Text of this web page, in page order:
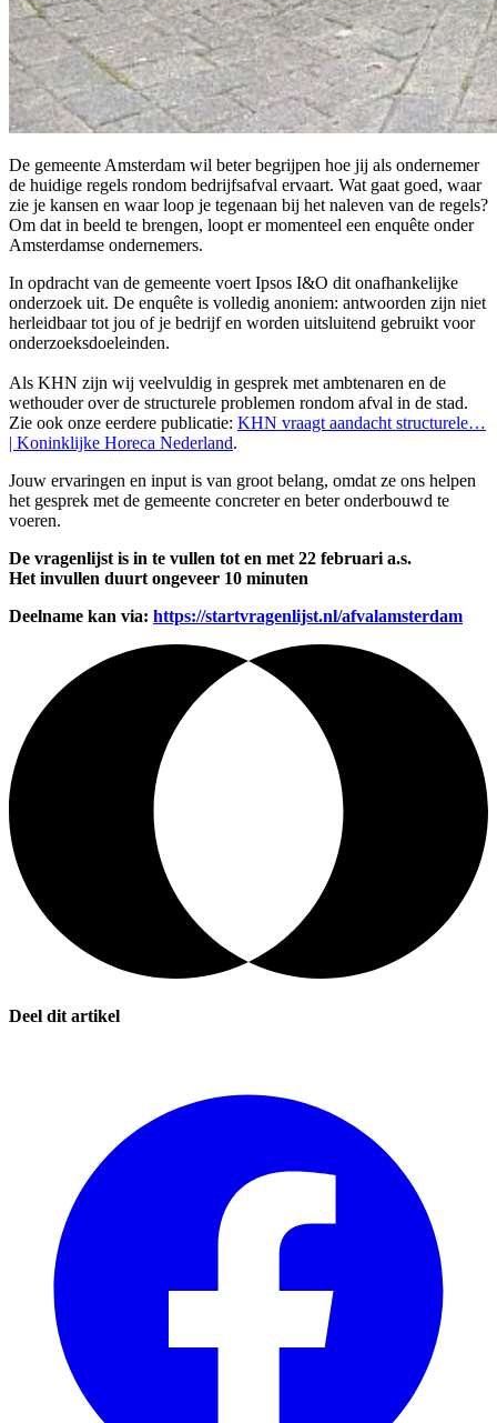
De gemeente Amsterdam wil beter begrijpen hoe jij als ondernemer
de huidige regels rondom bedrijfsafval ervaart. Wat gaat goed, waar
zie je kansen en waar loop je tegenaan bij het naleven van de regels?
Om dat in beeld te brengen, loopt er momenteel een enquête onder
Amsterdamse ondernemers.
In opdracht van de gemeente voert Ipsos I&O dit onafhankelijke
onderzoek uit. De enquête is volledig anoniem: antwoorden zijn niet
herleidbaar tot jou of je bedrijf en worden uitsluitend gebruikt voor
onderzoeksdoeleinden.
Als KHN zijn wij veelvuldig in gesprek met ambtenaren en de
wethouder over de structurele problemen rondom afval in de stad.
Zie ook onze eerdere publicatie: KHN vraagt aandacht structurele…
| Koninklijke Horeca Nederland.
Jouw ervaringen en input is van groot belang, omdat ze ons helpen
het gesprek met de gemeente concreter en beter onderbouwd te
voeren.
De vragenlijst is in te vullen tot en met 22 februari a.s.
Het invullen duurt ongeveer 10 minuten
Deelname kan via: https://startvragenlijst.nl/afvalamsterdam
Deel dit artikel